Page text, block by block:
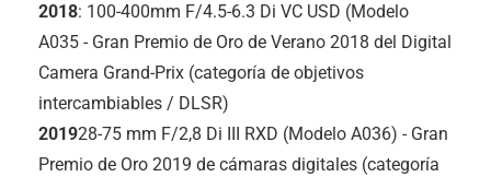
2018: 100-400mm F/4.5-6.3 Di VC USD (Modelo
A035 - Gran Premio de Oro de Verano 2018 del Digital
Camera Grand-Prix (categoría de objetivos
intercambiables / DLSR)
201928-75 mm F/2,8 Di III RXD (Modelo A036) - Gran
Premio de Oro 2019 de cámaras digitales (categoría